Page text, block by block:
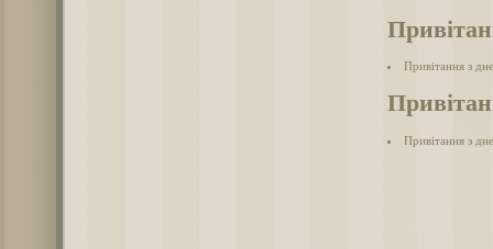
Привітання з
Привітання з